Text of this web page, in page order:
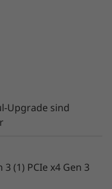
aufnehmen.
die
So erzielen
Upgrade sind
3 (1) PCIe x4 Gen 3